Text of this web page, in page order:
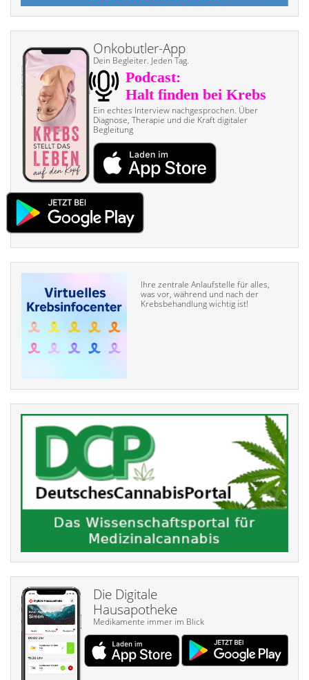
Onkobutler-App
Dein Begleiter. Jeden Tag.
Ein echtes Interview nach­gesprochen. Über
Diagnose, Therapie und die Kraft digitaler
Begleitung
Ihre zentrale Anlaufstelle für alles,
was vor, während und nach der
Krebsbehandlung wichtig ist!
Die Digitale
Hausapotheke
Medikamente immer im Blick